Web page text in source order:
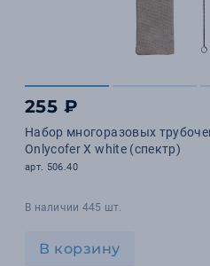
255 ₽
Набор многоразовых
Оnlycofer Х white (спектр)
арт. 506.40
В наличии 445 шт.
В корзину